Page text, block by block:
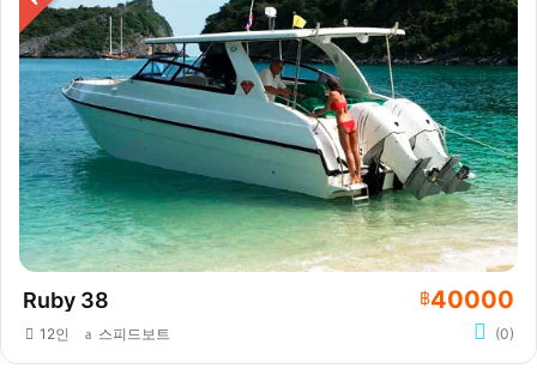
Ruby 38 ฿40000
12인 스피드보트 (0)